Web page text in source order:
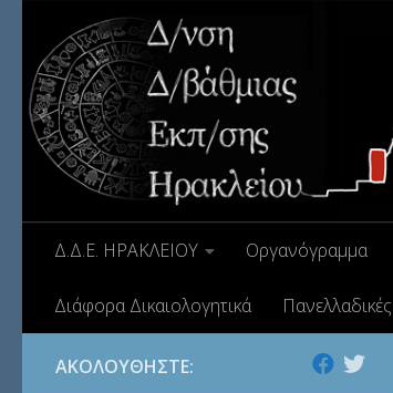
Δ.Δ.Ε. ΗΡΑΚΛΕΙΟΥ Οργανόγραμμα
Διάφορα Δικαιολογητικά
ΑΚΟΛΟΥΘΉΣΤΕ: